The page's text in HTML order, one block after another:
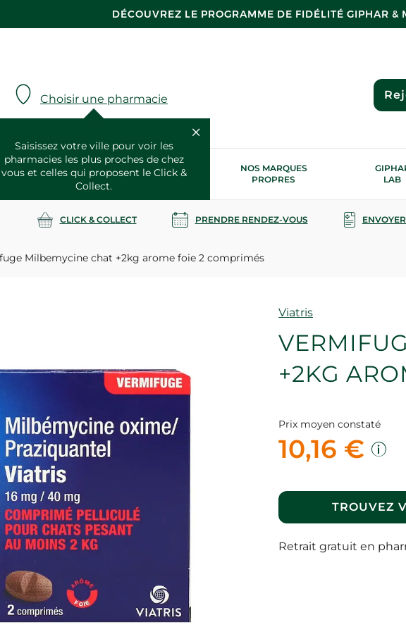
DÉCOUVREZ LE PROGRAMME DE FIDÉLITÉ GIPHAR &
Choisir une pharmacie
Saisissez votre ville pour voir les
pharmacies les plus proches de chez
vous et celles qui proposent le Click &
Collect.
NOS SERVICES
SANTÉ
NOS MARQUES
PROPRES
LAB
CLICK & COLLECT PRENDRE RENDEZ-VOUS
Milbemycine chat +2kg arome foie 2 comprimés
Marque
Viatris
+2KG
Prix moyen constaté
10,16 €
TROUVEZ
Retrait gratuit en